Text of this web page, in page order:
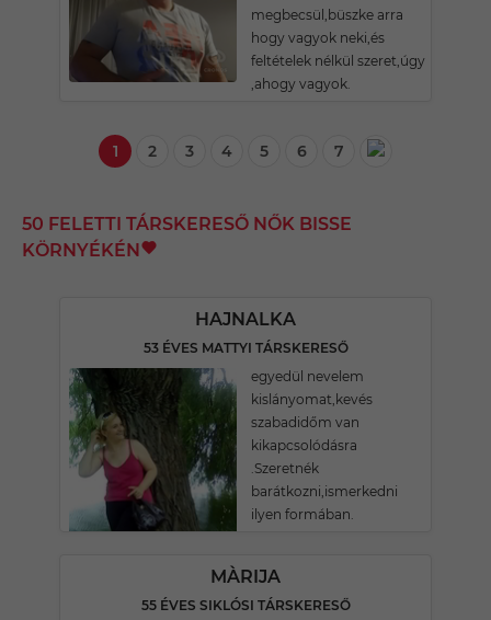
megbecsül,büszke arra
hogy vagyok neki,és
feltételek nélkül szeret,úgy
,ahogy vagyok.
1 2 3 4 5 6 7
50 FELETTI TÁRSKERESŐ NŐK BISSE
KÖRNYÉKÉN
HAJNALKA
53 ÉVES MATTYI TÁRSKERESŐ
egyedül nevelem
kislányomat,kevés
szabadidőm van
kikapcsolódásra
.Szeretnék
barátkozni,ismerkedni
ilyen formában.
MÀRIJA
55 ÉVES SIKLÓSI TÁRSKERESŐ